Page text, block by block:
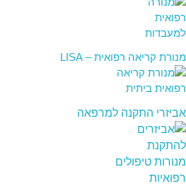
מנורת קריאה רפואית – LISA
אביזרי התקנה למרפאה